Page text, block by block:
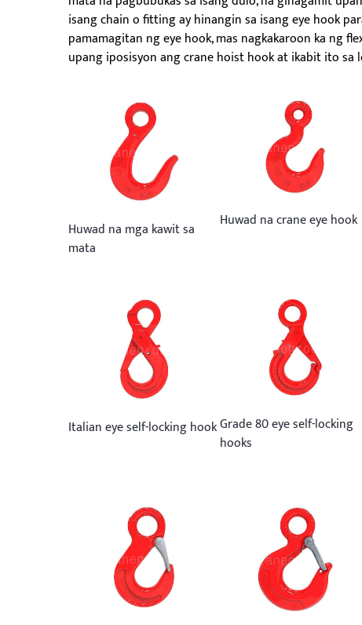
isang chain o fitting ay hinangin sa isang eye hook
pamamagitan ng eye hook, mas nagkakaroon ka ng
upang iposisyon ang crane hoist hook at ikabit ito sa
Huwad na mga kawit sa
mata
Huwad na crane eye hook
Italian eye self-locking hookGrade 80 eye self-locking
hooks